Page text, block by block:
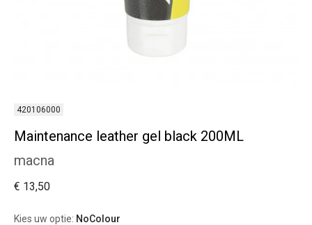
420106000
Maintenance leather gel black 200ML
macna
€ 13,50
Kies uw optie: NoColour